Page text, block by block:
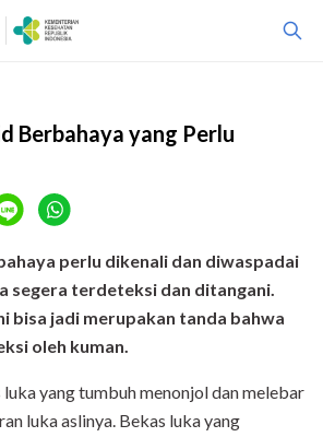
Berbahaya yang Perlu
perlu dikenali dan diwaspadai
segera terdeteksi dan ditangani.
bisa jadi merupakan tanda bahwa
oleh kuman.
luka yang tumbuh menonjol dan melebar
luka aslinya. Bekas luka yang